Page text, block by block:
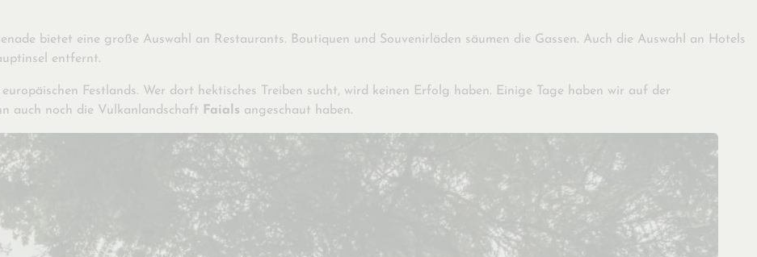
bietet eine große Auswahl an Restaurants. Boutiquen und Souvenirläden säumen die Gassen. Auch die Auswahl an Hotels
entfernt.
Festlands. Wer dort hektisches Treiben sucht, wird keinen Erfolg haben. Einige Tage haben wir auf der
auch noch die Vulkanlandschaft Faials angeschaut haben.